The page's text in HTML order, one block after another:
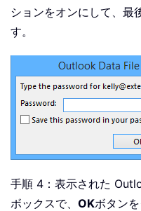
ションをオンにして、最
す。
手順 4：表示された
ボックスで、 OKボタン